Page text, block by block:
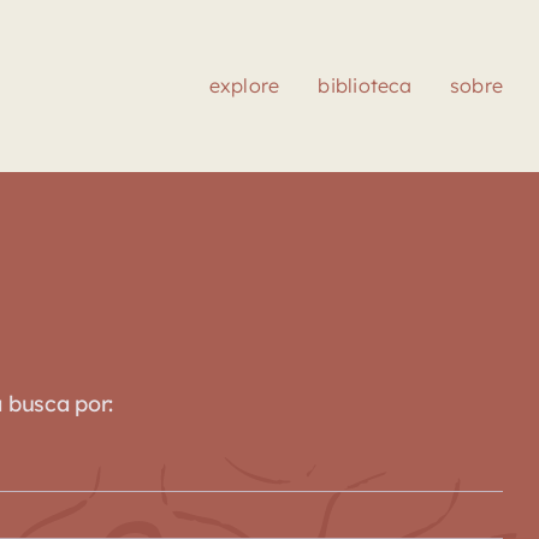
explore biblioteca sobre
por: